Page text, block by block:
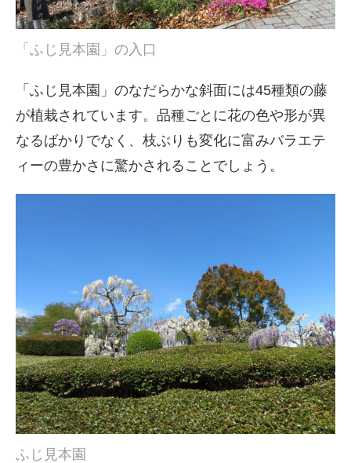
「ふじ見本園」の入口
「ふじ見本園」のなだらかな斜面には45種類の藤
が植栽されています。品種ごとに花の色や形が異
なるばかりでなく、枝ぶりも変化に富みバラエテ
ィーの豊かさに驚かされることでしょう。
ふじ見本園